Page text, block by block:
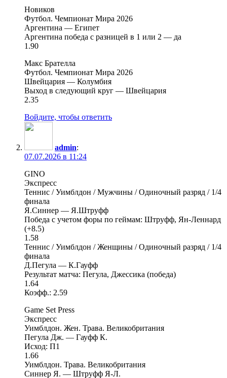
Новиков
Футбол. Чемпионат Мира 2026
Аргентина — Египет
Аргентина победа с разницей в 1 или 2 — да
1.90
Макс Брателла
Футбол. Чемпионат Мира 2026
Швейцария — Колумбия
Выход в следующий круг — Швейцария
2.35
Войдите, чтобы ответить
admin:
07.07.2026 в 11:24
GINO
Экспресс
Теннис / Уимблдон / Мужчины / Одиночный разряд / 1/4
финала
Я.Синнер — Я.Штруфф
Победа с учетом форы по геймам: Штруфф, Ян-Леннард
(+8.5)
1.58
Теннис / Уимблдон / Женщины / Одиночный разряд / 1/4
финала
Д.Пегула — К.Гауфф
Результат матча: Пегула, Джессика (победа)
1.64
Коэфф.: 2.59
Game Set Press
Экспресс
Уимблдон. Жен. Трава. Великобритания
Пегула Дж. — Гауфф К.
Исход: П1
1.66
Уимблдон. Трава. Великобритания
Синнер Я. — Штруфф Я-Л.